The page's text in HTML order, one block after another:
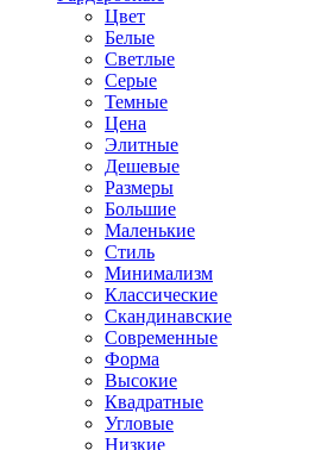
Цвет
Белые
Светлые
Серые
Темные
Цена
Элитные
Дешевые
Размеры
Большие
Маленькие
Стиль
Минимализм
Классические
Скандинавские
Современные
Форма
Высокие
Квадратные
Угловые
Низкие